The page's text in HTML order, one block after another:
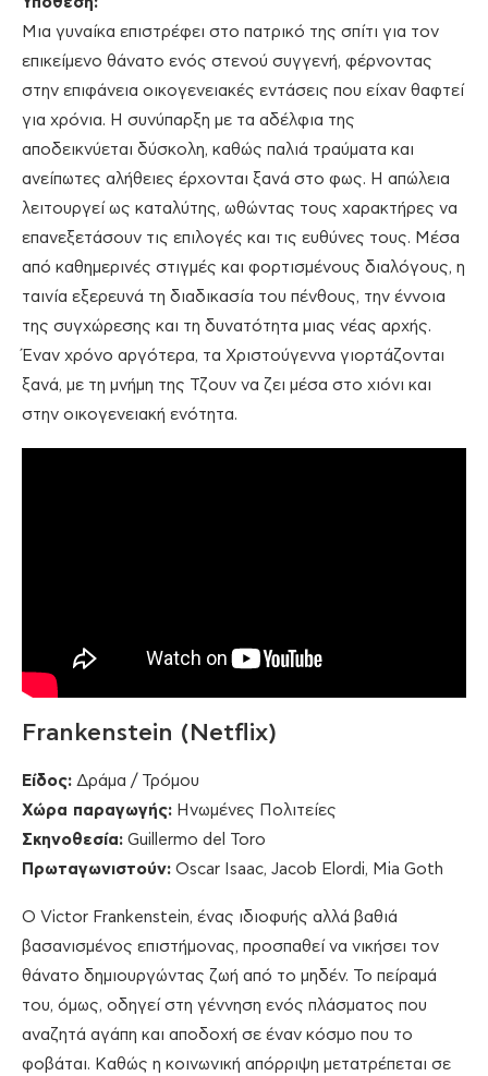
Μια γυναίκα επιστρέφει στο πατρικό της σπίτι για τον
επικείμενο θάνατο ενός στενού συγγενή, φέρνοντας
στην επιφάνεια οικογενειακές εντάσεις που είχαν θαφτεί
για χρόνια. Η συνύπαρξη με τα αδέλφια της
αποδεικνύεται δύσκολη, καθώς παλιά τραύματα και
ανείπωτες αλήθειες έρχονται ξανά στο φως. Η απώλεια
λειτουργεί ως καταλύτης, ωθώντας τους χαρακτήρες να
επανεξετάσουν τις επιλογές και τις ευθύνες τους. Μέσα
από καθημερινές στιγμές και φορτισμένους διαλόγους, η
ταινία εξερευνά τη διαδικασία του πένθους, την έννοια
της συγχώρεσης και τη δυνατότητα μιας νέας αρχής.
Έναν χρόνο αργότερα, τα Χριστούγεννα γιορτάζονται
ξανά, με τη μνήμη της Τζουν να ζει μέσα στο χιόνι και
στην οικογενειακή ενότητα.
Frankenstein (Netflix)
Είδος: Δράμα / Τρόμου
Χώρα παραγωγής: Ηνωμένες Πολιτείες
Σκηνοθεσία: Guillermo del Toro
Πρωταγωνιστούν: Oscar Isaac, Jacob Elordi, Mia Goth
Ο Victor Frankenstein, ένας ιδιοφυής αλλά βαθιά
βασανισμένος επιστήμονας, προσπαθεί να νικήσει τον
θάνατο δημιουργώντας ζωή από το μηδέν. Το πείραμά
του, όμως, οδηγεί στη γέννηση ενός πλάσματος που
αναζητά αγάπη και αποδοχή σε έναν κόσμο που το
φοβάται. Καθώς η κοινωνική απόρριψη μετατρέπεται σε